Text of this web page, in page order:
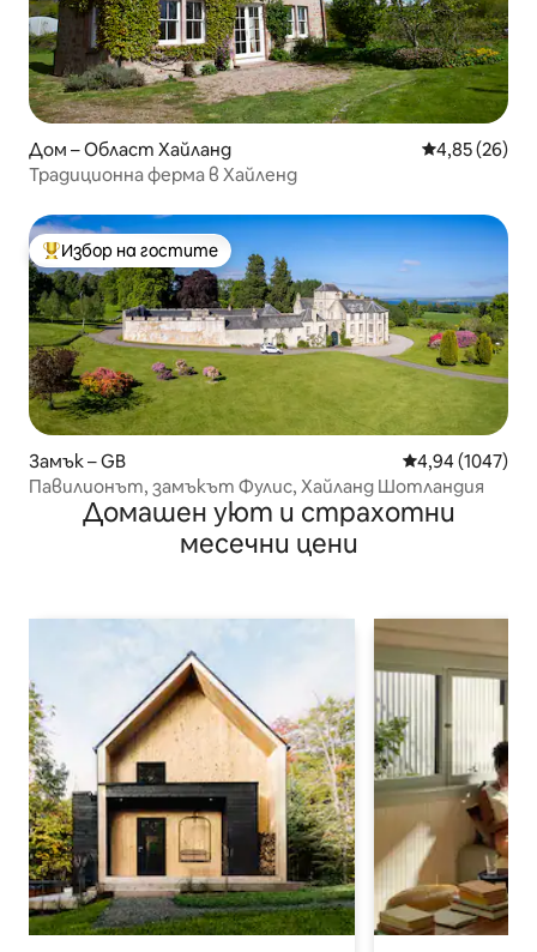
Дом – Област Хайланд Средна
4,85 (26)
Традиционна ферма в Хайленд
Най-популярен избор на гостите
Избор на гостите
Замък – GB Средна
4,94 (1047)
Павилионът, замъкът Фулис, Хайланд Шотландия
Домашен уют и страхотни
месечни цени